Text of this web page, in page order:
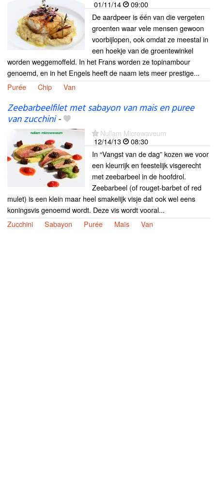
01/11/14
09:00
De aardpeer is één van die vergeten
groenten waar vele mensen gewoon
voorbijlopen, ook omdat ze meestal in
een hoekje van de groentewinkel
worden weggemoffeld. In het Frans worden ze topinambour
genoemd, en in het Engels heeft de naam iets meer prestige...
Purée
Chip Van
Zeebarbeelfilet met sabayon van mais en puree
van zucchini-
Nullam Microwaveum
12/14/13
08:30
In “Vangst van de dag” kozen we voor
een kleurrijk en feestelijk visgerecht
met zeebarbeel in de hoofdrol.
Zeebarbeel (of rouget-barbet of red
mulet) is een klein maar heel smakelijk visje dat ook wel eens
koningsvis genoemd wordt. Deze vis wordt vooral...
Zucchini
Sabayon Purée Maïs Van